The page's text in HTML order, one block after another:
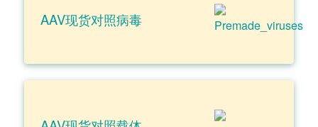
AAV现货对照病毒